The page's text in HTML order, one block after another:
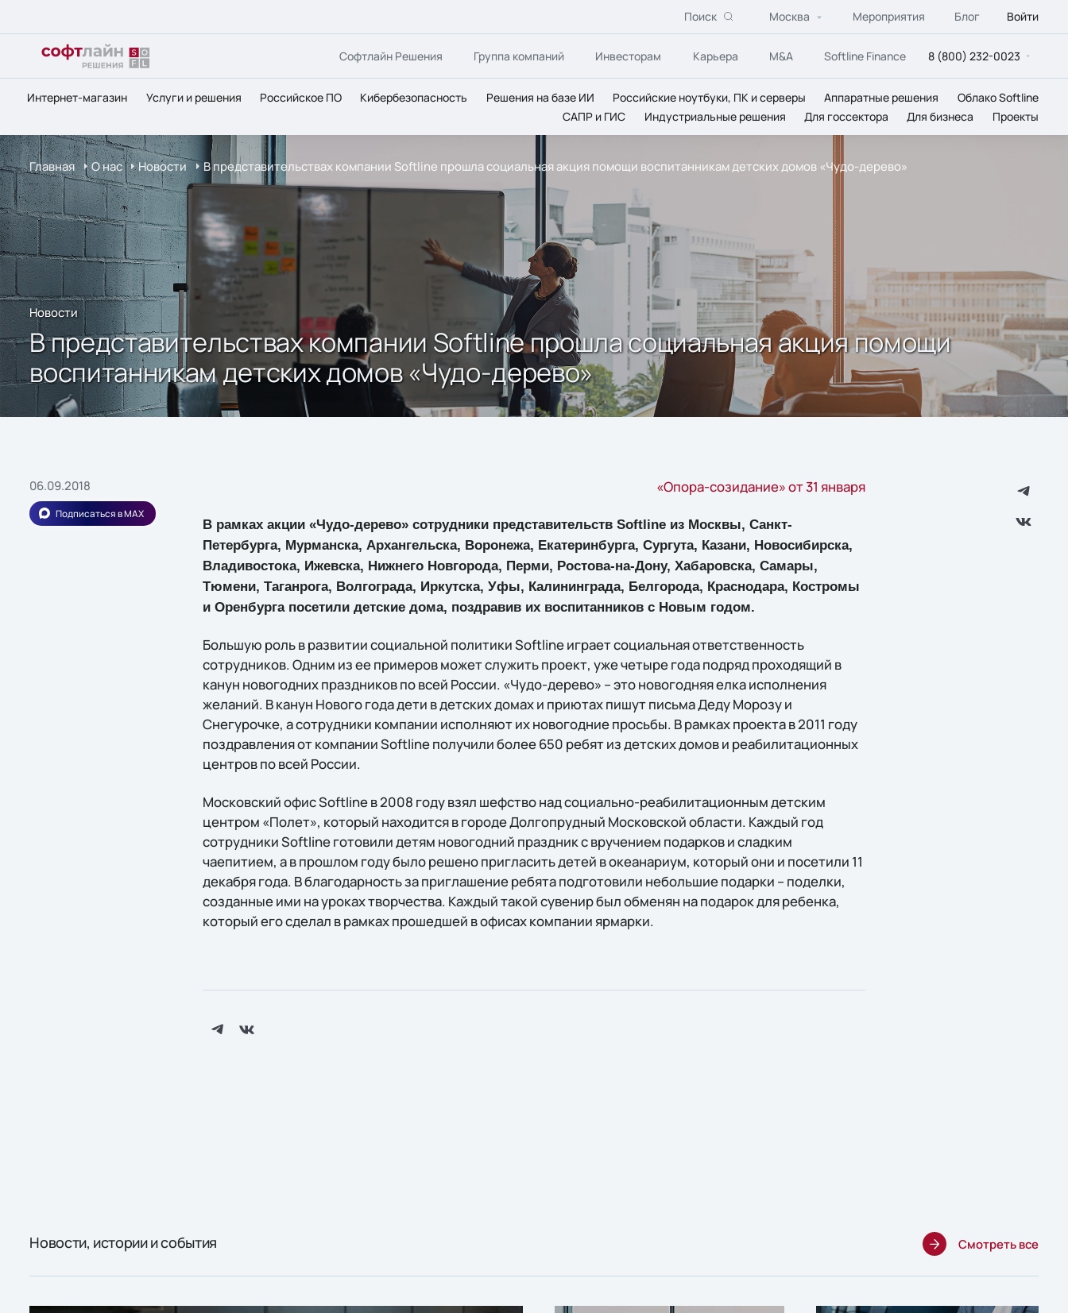
Поиск Москва Мероприятия Блог Войти
Софтлайн Решения Группа компаний Инвесторам Карьера M&A Softline Finance 8 (800) 232-0023
Интернет-магазин Услуги и решения Российское ПО Кибербезопасность Решения на базе ИИ Российские ноутбуки, ПК и серверы Аппаратные решения
Облако Softline
САПР и ГИС
Индустриальные решения Для госсектора Для бизнеса Проекты
Главная О нас Новости В представительствах компании Softline прошла социальная акция помощи воспитанникам детских домов «Чудо-дерево»
Новости
В представительствах компании Softline прошла социальная акция помощи
воспитанникам детских домов «Чудо-дерево»
06.09.2018
Подписаться в MAX
«Опора-созидание» от 31 января
В рамках акции «Чудо-дерево» сотрудники представительств Softline из Москвы, Санкт-
Петербурга, Мурманска, Архангельска, Воронежа, Екатеринбурга, Сургута, Казани, Новосибирска,
Владивостока, Ижевска, Нижнего Новгорода, Перми, Ростова-на-Дону, Хабаровска, Самары,
Тюмени, Таганрога, Волгограда, Иркутска, Уфы, Калининграда, Белгорода, Краснодара, Костромы
и Оренбурга посетили детские дома, поздравив их воспитанников с Новым годом.
Большую роль в развитии социальной политики Softline играет социальная ответственность
сотрудников. Одним из ее примеров может служить проект, уже четыре года подряд проходящий в
канун новогодних праздников по всей России. «Чудо-дерево» – это новогодняя елка исполнения
желаний. В канун Нового года дети в детских домах и приютах пишут письма Деду Морозу и
Снегурочке, а сотрудники компании исполняют их новогодние просьбы. В рамках проекта в 2011 году
поздравления от компании Softline получили более 650 ребят из детских домов и реабилитационных
центров по всей России.
Московский офис Softline в 2008 году взял шефство над социально-реабилитационным детским
центром «Полет», который находится в городе Долгопрудный Московской области. Каждый год
сотрудники Softline готовили детям новогодний праздник с вручением подарков и сладким
чаепитием, а в прошлом году было решено пригласить детей в океанариум, который они и посетили 11
декабря года. В благодарность за приглашение ребята подготовили небольшие подарки – поделки,
созданные ими на уроках творчества. Каждый такой сувенир был обменян на подарок для ребенка,
который его сделал в рамках прошедшей в офисах компании ярмарки.
Новости, истории и события Смотреть все